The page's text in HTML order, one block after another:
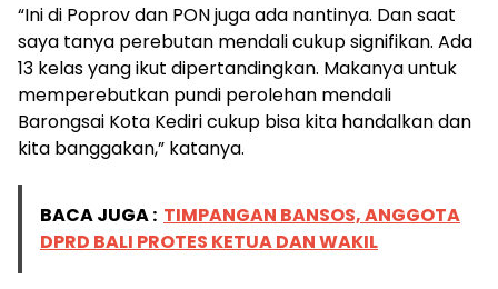
“Ini di Poprov dan PON juga ada nantinya. Dan saat
saya tanya perebutan mendali cukup signifikan. Ada
13 kelas yang ikut dipertandingkan. Makanya untuk
memperebutkan pundi perolehan mendali
Barongsai Kota Kediri cukup bisa kita handalkan dan
kita banggakan,” katanya.
BACA JUGA : TIMPANGAN BANSOS, ANGGOTA
DPRD BALI PROTES KETUA DAN WAKIL